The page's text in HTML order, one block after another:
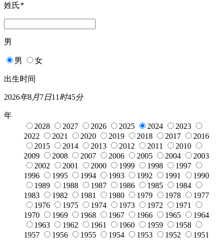
姓氏*
男
男 女
出生时间
2026年8月7日11 时45分
年
2028
2027 2026 2025 2024
2023
2022
2021 2020 2019 2018 2017
2016
2015
2014 2013 2012 2011
2010
2009
2008 2007 2006 2005 2004
2003
2002
2001 2000 1999 1998
1997
1996
1995 1994 1993 1992 1991
1990
1989
1988 1987 1986 1985
1984
1983
1982 1981 1980 1979 1978
1977
1976
1975 1974 1973 1972
1971
1970
1969 1968 1967 1966 1965
1964
1963
1962 1961 1960 1959
1958
1957
1956 1955 1954 1953 1952
1951